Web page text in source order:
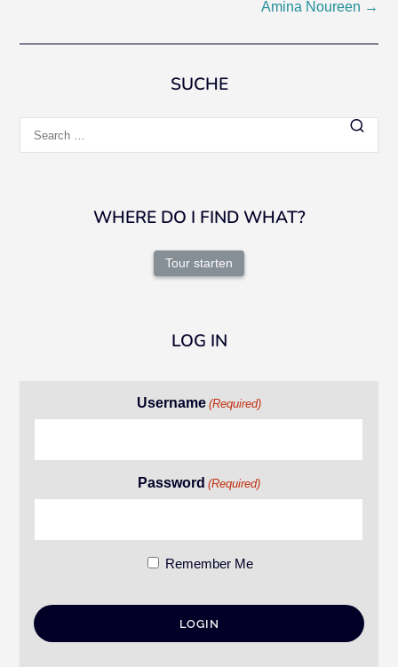
Amina Noureen →
SUCHE
for:
WHERE DO I FIND WHAT?
Tour starten
LOG IN
Username (Required)
Password (Required)
Remember Me